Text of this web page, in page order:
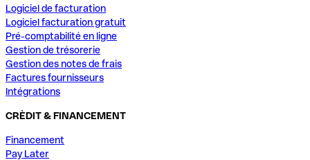
Logiciel de facturation
Logiciel facturation gratuit
Pré-comptabilité en ligne
Gestion de trésorerie
Gestion des notes de frais
Factures fournisseurs
Intégrations
CRÈDIT & FINANCEMENT
Financement
Pay Later